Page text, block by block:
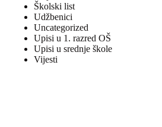
Školski list
Udžbenici
Uncategorized
Upisi u 1. razred OŠ
Upisi u srednje škole
Vijesti